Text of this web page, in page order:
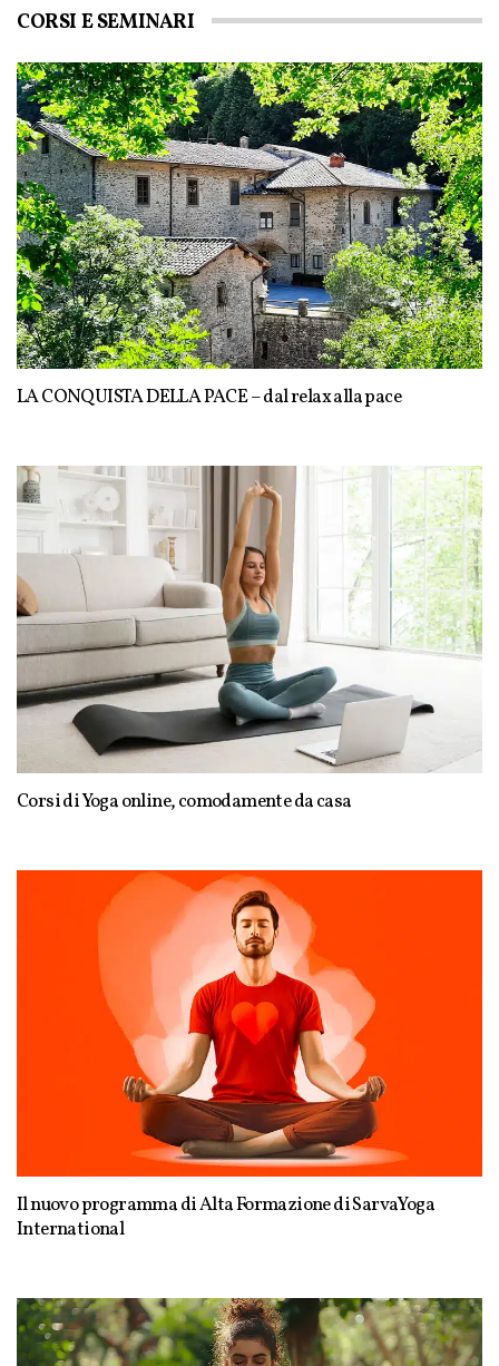
CORSI E SEMINARI
LA CONQUISTA DELLA PACE – dal relax alla pace
Corsi di Yoga online, comodamente da casa
Il nuovo programma di Alta Formazione di SarvaYoga
International